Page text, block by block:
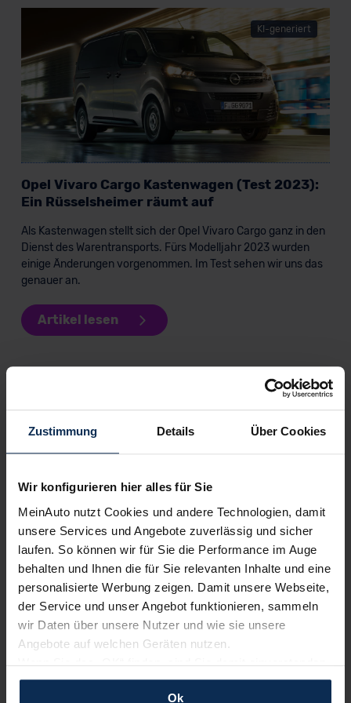
Zustimmung Details Über Cookies
Wir konfigurieren hier alles für Sie
MeinAuto nutzt Cookies und andere Technologien, damit
unsere Services und Angebote zuverlässig und sicher
laufen. So können wir für Sie die Performance im Auge
behalten und Ihnen die für Sie relevanten Inhalte und eine
personalisierte Werbung zeigen. Damit unsere Webseite,
der Service und unser Angebot funktionieren, sammeln
wir Daten über unsere Nutzer und wie sie unsere
Angebote auf welchen Geräten nutzen.
Wenn Sie das „OK“ finden, sind Sie damit einverstanden
und erlauben uns Cookies für unseren Service zu
verwenden und diese Daten an Dritte weiterzugeben,
Ok
KI-generiert
Opel Vivaro Cargo Kastenwagen (Test 2023):
Ein Rüsselsheimer räumt auf
Als Kastenwagen stellt sich der Opel Vivaro Cargo ganz in den
Dienst des Warentransports. Fürs Modelljahr 2023 wurden
einige Änderungen vorgenommen. Im Test sehen wir uns das
genauer an.
Artikel lesen
KI-generiert
Opel Corsa F (Test 2023): Ist die Modellpflege
tatsächlich eine Neuauflage?
KI-generiert